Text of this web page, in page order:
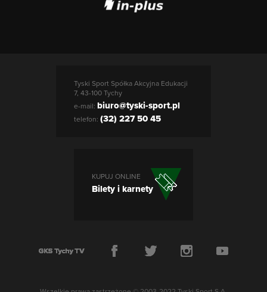
Tyski Sport Spółka Akcyjna Edukacji
7, 43-100 Tychy
e-mail: biuro@tyski-sport.pl
telefon: (32) 227 50 45
KUPUJ ONLINE
Bilety i karnety